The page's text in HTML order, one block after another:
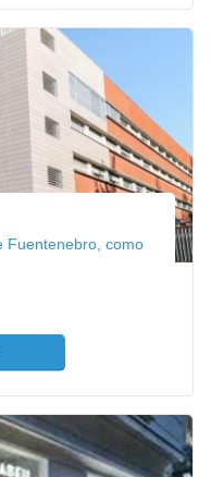
Fuentenebro, como